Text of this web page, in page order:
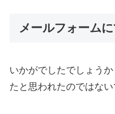
メールフォーム
いかがでしたでしょう
たと思われたのではない